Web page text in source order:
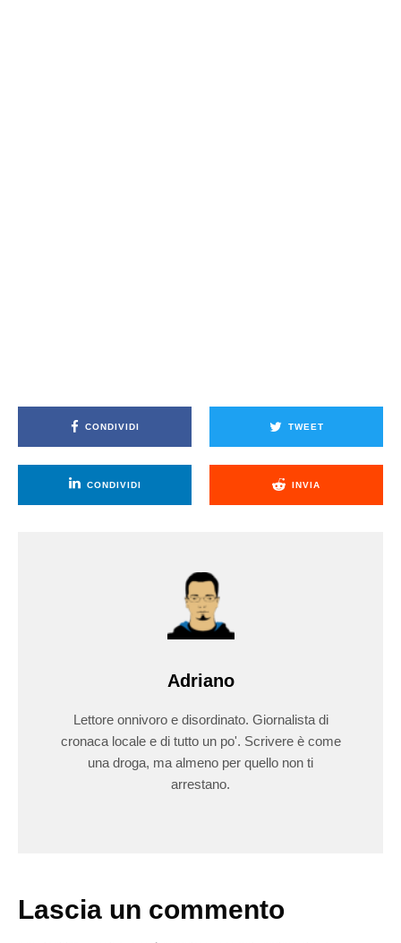
CONDIVIDI TWEET
CONDIVIDI INVIA
Adriano
Lettore onnivoro e disordinato. Giornalista di
cronaca locale e di tutto un po'. Scrivere è come
una droga, ma almeno per quello non ti
arrestano.
Lascia un commento